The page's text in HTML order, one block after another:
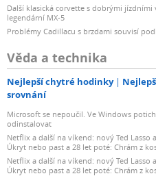
Další klasická corvette s dobrými
legendární MX-5
Problémy Cadillacu s brzdami souvisí
Věda a technika
Nejlepší chytré hodinky
srovnání
Microsoft se nepoučil. Ve Windows
odinstalovat
Netflix a další na víkend: nový Ted Lasso
Úkryt nebo past a 28 let poté: Chrám z
Netflix a další na víkend: nový Ted Lasso
Úkryt nebo past a 28 let poté: Chrám z